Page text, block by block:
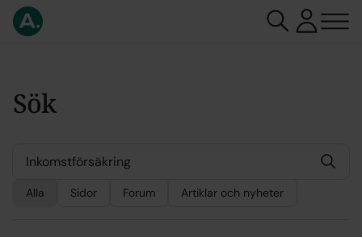
Sök
Alla Sidor Forum Artiklar och nyheter